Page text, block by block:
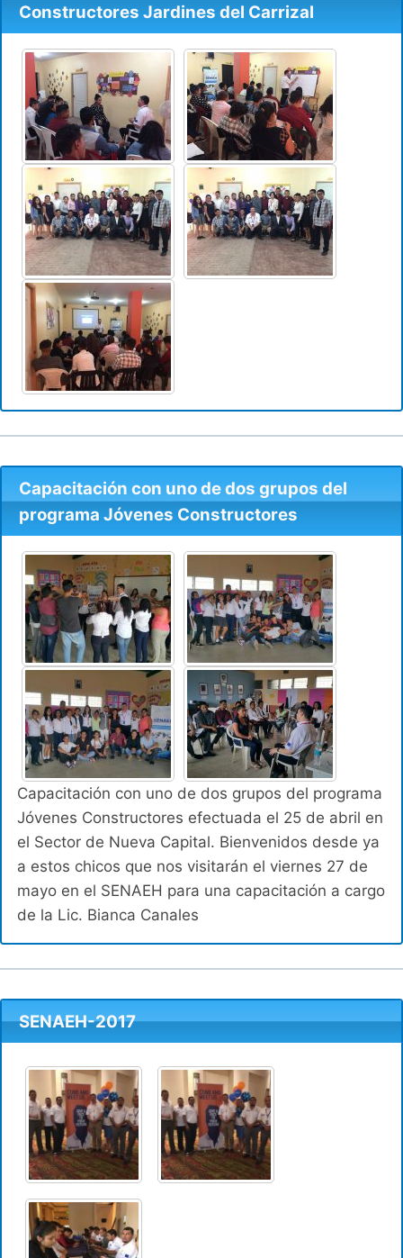
Constructores Jardines del Carrizal
Capacitación con uno de dos grupos del
programa Jóvenes Constructores
Capacitación con uno de dos grupos del programa
Jóvenes Constructores efectuada el 25 de abril en
el Sector de Nueva Capital. Bienvenidos desde ya
a estos chicos que nos visitarán el viernes 27 de
mayo en el SENAEH para una capacitación a cargo
de la Lic. Bianca Canales
SENAEH-2017